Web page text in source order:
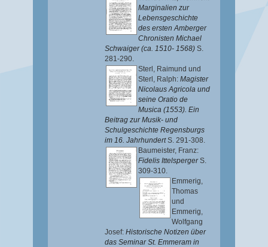
Marginalien zur
Lebensgeschichte
des ersten Amberger
Chronisten Michael
Schwaiger (ca. 1510- 1568) S.
281-290.
Sterl, Raimund und
Sterl, Ralph: Magister
Nicolaus Agricola und
seine Oratio de
Musica (1553). Ein
Beitrag zur Musik- und
Schulgeschichte Regensburgs
im 16. JahrhundertS. 291-308.
Baumeister, Franz:
Fidelis IttelspergerS.
309-310.
Emmerig,
Thomas
und
Emmerig,
Wolfgang
Josef: Historische Notizen über
das Seminar St. Emmeram in